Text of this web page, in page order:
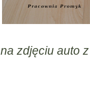
na zdjęciu auto